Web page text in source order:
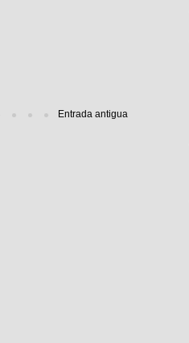
Entrada antigua